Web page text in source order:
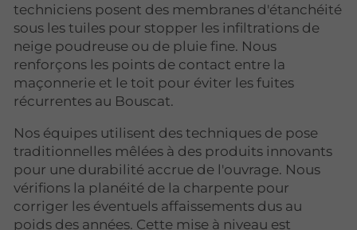
techniciens posent des membranes d'étanchéité
sous les tuiles pour stopper les infiltrations de
neige poudreuse ou de pluie fine. Nous
renforçons les points de contact entre la
maçonnerie et le toit pour éviter les fuites
récurrentes au Bouscat.
Nos équipes utilisent des techniques de pose
traditionnelles mêlées à des produits innovants
pour une durabilité accrue de l'ouvrage. Nous
vérifions la planéité de la charpente pour
corriger les éventuels affaissements dus au
poids des années. Cette mise à niveau est